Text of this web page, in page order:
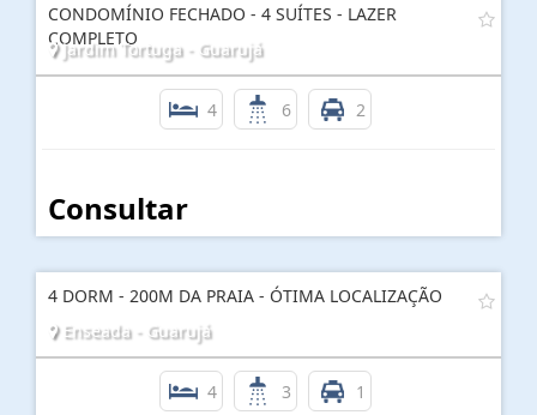
CONDOMÍNIO FECHADO - 4 SUÍTES - LAZER
COMPLETO
Jardim Tortuga - Guarujá
4 6 2
Consultar
4 DORM - 200M DA PRAIA - ÓTIMA LOCALIZAÇÃO
Enseada - Guarujá
4 3 1